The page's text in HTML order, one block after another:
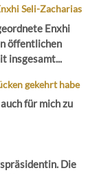
Seli-Zacharias
Enxhi
öffentlichen
insgesamt...
gekehrt habe
für mich zu
Die